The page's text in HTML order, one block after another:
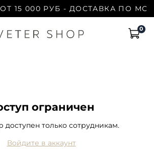
15 000 РУБ - ДОСТАВКА ПО
0
ограничен
доступен только сотрудникам.
Войдите в аккаунт